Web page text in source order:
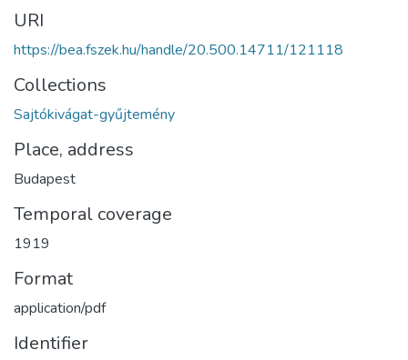
URI
https://bea.fszek.hu/handle/20.500.14711/121118
Collections
Sajtókivágat-gyűjtemény
Place, address
Budapest
Temporal coverage
1919
Format
application/pdf
Identifier